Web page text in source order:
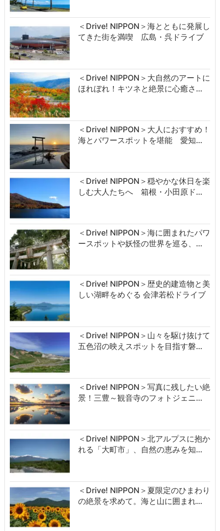
＜Drive! NIPPON＞海とともに発展し
てきた街を満喫 広島・呉ドライブ
＜Drive! NIPPON＞大自然のアートに
ほれぼれ！キツネと絶景に心癒さ…
＜Drive! NIPPON＞大人におすすめ！
海とパワースポットを堪能 愛知…
＜Drive! NIPPON＞穏やかな休日を楽
しむ大人たちへ 箱根・小田原ド…
＜Drive! NIPPON＞海に囲まれたパワ
ースポットや妖怪の世界を巡る、…
＜Drive! NIPPON＞歴史的建造物と美
しい湖畔をめぐる 会津若松ドライブ
＜Drive! NIPPON＞山々を駆け抜けて
五色沼の映えスポットを目指す磐…
＜Drive! NIPPON＞写真に残したい絶
景！三豊～観音寺のフォトジェニ…
＜Drive! NIPPON＞北アルプスに抱か
れる「大町市」、自然の恵みを知…
＜Drive! NIPPON＞夏限定のひまわり
の絶景を求めて。海と山に囲まれ…